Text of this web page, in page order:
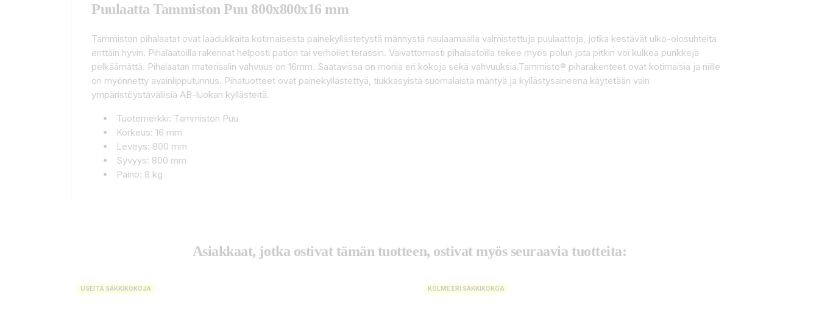
Puulaatta Tammiston Puu 800x800x16 mm
Tammiston pihalaatat ovat laadukkaita kotimaisesta painekyllästetystä männystä naulaamaalla valmistettuja puulaattoja, jotka kestävät ulko-olosuhteita
erittäin hyvin. Pihalaatoilla rakennat helposti pation tai verhoilet terassin. Vaivattomasti pihalaatoilla tekee myös polun jota pitkin voi kulkea punkkeja
pelkäämättä. Pihalaatan materiaalin vahvuus on 16mm. Saatavissa on monia eri kokoja sekä vahvuuksia.Tammisto® piharakenteet ovat kotimaisia ja niille
on myönnetty avainlipputunnus. Pihatuotteet ovat painekyllästettyä, tiukkasyistä suomalaista mäntyä ja kyllästysaineena käytetään vain
ympäristöystävällisiä AB-luokan kyllästeitä.
Tuotemerkki: Tammiston Puu
Korkeus: 16 mm
Leveys: 800 mm
Syvyys: 800 mm
Paino: 8 kg
Asiakkaat, jotka ostivat tämän tuotteen, ostivat myös seuraavia tuotteita:
USEITA SÄKKIKOKOJA KOLME ERI SÄKKIKOKOA